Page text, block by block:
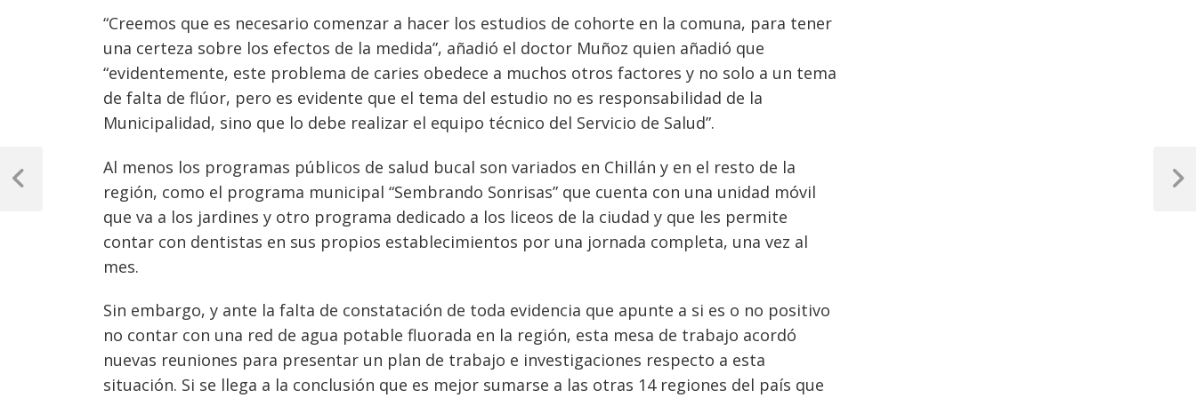
“Creemos que es necesario comenzar a hacer los estudios de cohorte en la comuna, para tener
una certeza sobre los efectos de la medida”, añadió el doctor Muñoz quien añadió que
“evidentemente, este problema de caries obedece a muchos otros factores y no solo a un tema
de falta de flúor, pero es evidente que el tema del estudio no es responsabilidad de la
Municipalidad, sino que lo debe realizar el equipo técnico del Servicio de Salud”.
Al menos los programas públicos de salud bucal son variados en Chillán y en el resto de la
región, como el programa municipal “Sembrando Sonrisas” que cuenta con una unidad móvil
que va a los jardines y otro programa dedicado a los liceos de la ciudad y que les permite
contar con dentistas en sus propios establecimientos por una jornada completa, una vez al
mes.
Sin embargo, y ante la falta de constatación de toda evidencia que apunte a si es o no positivo
no contar con una red de agua potable fluorada en la región, esta mesa de trabajo acordó
nuevas reuniones para presentar un plan de trabajo e investigaciones respecto a esta
situación. Si se llega a la conclusión que es mejor sumarse a las otras 14 regiones del país que
Navegación
de
Previous
Next